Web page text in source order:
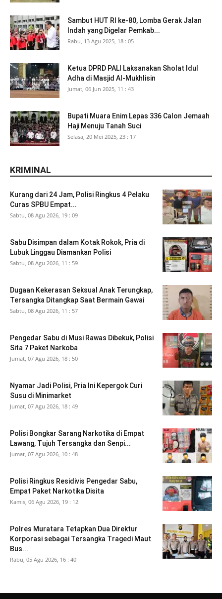
Sambut HUT RI ke-80, Lomba Gerak Jalan
Indah yang Digelar Pemkab...
Rabu, 13 Agu 2025, 18 : 05
Ketua DPRD PALI Laksanakan Sholat Idul
Adha di Masjid Al-Mukhlisin
Jumat, 06 Jun 2025, 11 : 43
Bupati Muara Enim Lepas 336 Calon Jemaah
Haji Menuju Tanah Suci
Selasa, 20 Mei 2025, 23 : 17
KRIMINAL
Kurang dari 24 Jam, Polisi Ringkus 4 Pelaku
Curas SPBU Empat...
Sabtu, 08 Agu 2026, 19 : 09
Sabu Disimpan dalam Kotak Rokok, Pria di
Lubuk Linggau Diamankan Polisi
Sabtu, 08 Agu 2026, 11 : 59
Dugaan Kekerasan Seksual Anak Terungkap,
Tersangka Ditangkap Saat Bermain Gawai
Sabtu, 08 Agu 2026, 11 : 57
Pengedar Sabu di Musi Rawas Dibekuk, Polisi
Sita 7 Paket Narkoba
Jumat, 07 Agu 2026, 18 : 50
Nyamar Jadi Polisi, Pria Ini Kepergok Curi
Susu di Minimarket
Jumat, 07 Agu 2026, 18 : 49
Polisi Bongkar Sarang Narkotika di Empat
Lawang, Tujuh Tersangka dan Senpi...
Jumat, 07 Agu 2026, 10 : 48
Polisi Ringkus Residivis Pengedar Sabu,
Empat Paket Narkotika Disita
Kamis, 06 Agu 2026, 19 : 12
Polres Muratara Tetapkan Dua Direktur
Korporasi sebagai Tersangka Tragedi Maut
Bus...
Rabu, 05 Agu 2026, 16 : 40